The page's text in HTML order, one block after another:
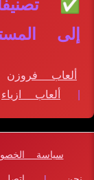
✅
إلى
ألعاب فروزن
|
ألعاب ازياء
سياسة